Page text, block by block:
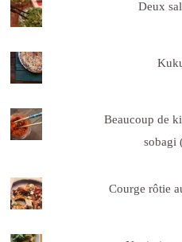
Deux
Beaucoup de
sobagi
Courge rôtie